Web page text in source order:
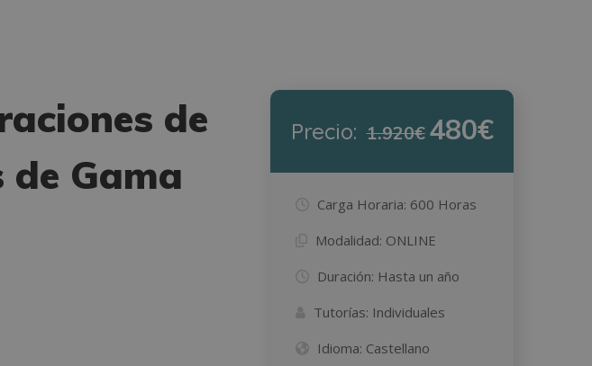
de
Gama
Precio: 1.920€ 480€
Carga Horaria: 600 Horas
Modalidad: ONLINE
Duración: Hasta un año
Tutorías: Individuales
Idioma: Castellano